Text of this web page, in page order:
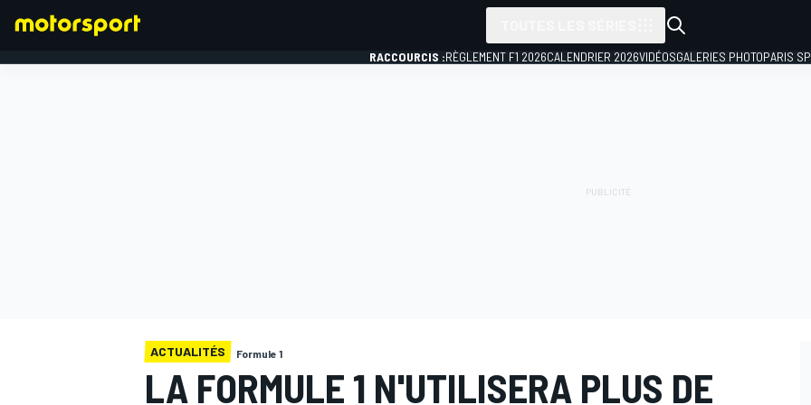
RACCOURCIS :RÈGLEMENT F1 2026CALENDRIER 2026VIDÉOSGALERIES PHOTOPARIS
ACTUALITÉS Formule 1
LA FORMULE 1 N'UTILISERA PLUS DE